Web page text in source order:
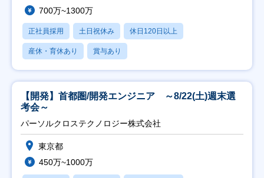
700万~1300万
正社員採用 土日祝休み 休日120日以上
産休・育休あり 賞与あり
【開発】首都圏/開発エンジニア ～8/22(土)週末選
考会～
パーソルクロステクノロジー株式会社
東京都
450万~1000万